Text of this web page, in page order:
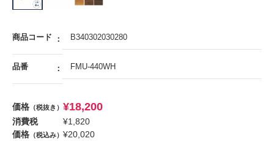
商品コード B340302030280
品番 FMU-440WH
価格 （税抜き） ¥18,200
消費税 ¥1,820
価格 （税込み） ¥20,020